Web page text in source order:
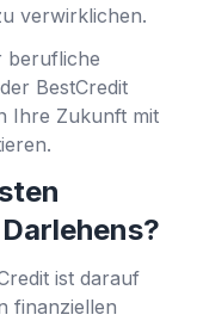
verwirklichen.
berufliche
BestCredit
Ihre Zukunft mit
ist darauf
finanziellen